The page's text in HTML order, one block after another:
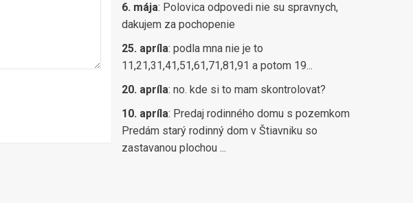
6. mája: Polovica odpovedi nie su spravnych,
dakujem za pochopenie
25. apríla: podla mna nie je to
11,21,31,41,51,61,71,81,91 a potom 19...
20. apríla: no. kde si to mam skontrolovat?
10. apríla: Predaj rodinného domu s pozemkom
Predám starý rodinný dom v Štiavniku so
zastavanou plochou ...